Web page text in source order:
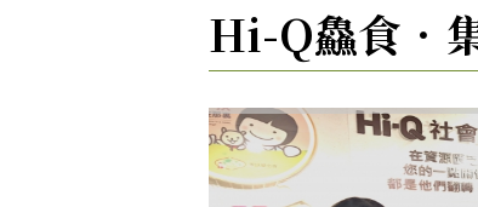
Hi-Q鱻食．